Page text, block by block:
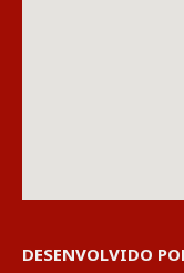
DESENVOLVIDO